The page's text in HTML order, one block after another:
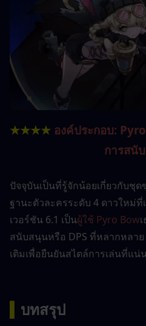
★★★★ องค์ประกอบ:
การสนั
ปัจจุบันเป็นที่รู้จักน้อยเกี่ยวกับชุด
ฐานะตัวละครระดับ 4 ดาวใหม่
เวอร์ชัน 6.1 เป็นผู้ใช้ Pyro Bow
สนับสนุนหรือ DPS ที่หลากหลา
เติมเพื่อยืนยันสไตล์การเล่นที่แน่
บทสรุป